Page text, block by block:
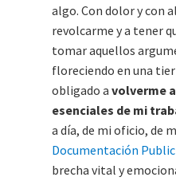
algo. Con dolor y con
revolcarme y a tener
tomar aquellos
floreciendo en una
obligado a volverme
esenciales de mi
a día, de mi oficio, de
Documentación
brecha vital y